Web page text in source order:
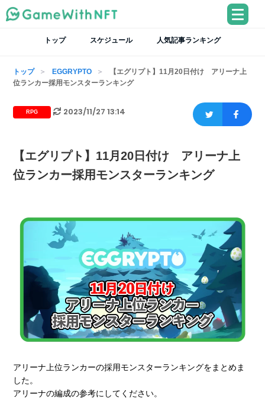
トップ スケジュール 人気記事ランキング
トップ EGGRYPTO
【エグリプト】11月20日付け アリーナ上
位ランカー採用モンスターランキング
RPG 2023/11/27 13:14
【エグリプト】11月20日付け アリーナ上
位ランカー採用モンスターランキング
アリーナ上位ランカーの採用モンスターランキングをまとめま
した。
アリーナの編成の参考にしてください。